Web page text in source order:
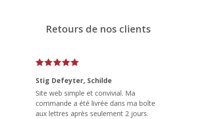
Retours de nos clients
Stig Defeyter, Schilde
Site web simple et convivial. Ma
commande a été livrée dans ma boîte
aux lettres après seulement 2 jours.